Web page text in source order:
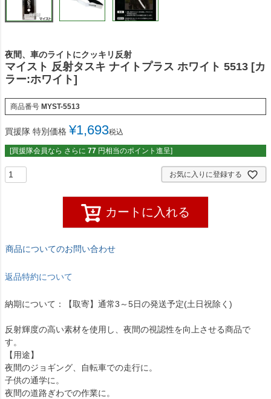
夜間、車のライトにクッキリ反射
マイスト 反射タスキ ナイトプラス ホワイト 5513 [カ
ラー:ホワイト]
商品番号 MYST-5513
買援隊 特別価格 ¥1,693税込
[買援隊会員なら さらに 77 円相当のポイント進呈]
お気に入りに登録する
カートに入れる
商品についてのお問い合わせ
返品特約について
納期について：【取寄】通常3～5日の発送予定(土日祝除く)
反射輝度の高い素材を使用し、夜間の視認性を向上させる商品で
す。
【用途】
夜間のジョギング、自転車での走行に。
子供の通学に。
夜間の道路ぎわでの作業に。